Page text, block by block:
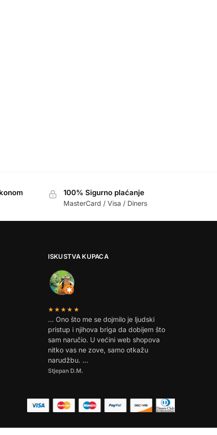
100% Sigurno plaćanje
MasterCard / Visa / Diners
ISKUSTVA KUPACA
★★★★★
… Ono što me se dojmilo je ljudski
pristup i njihova briga da dobijem što
sam naručio. U većini web shopova
nitko vas ne zove, samo otkažu
narudžbu. …
Stjepan D.M.